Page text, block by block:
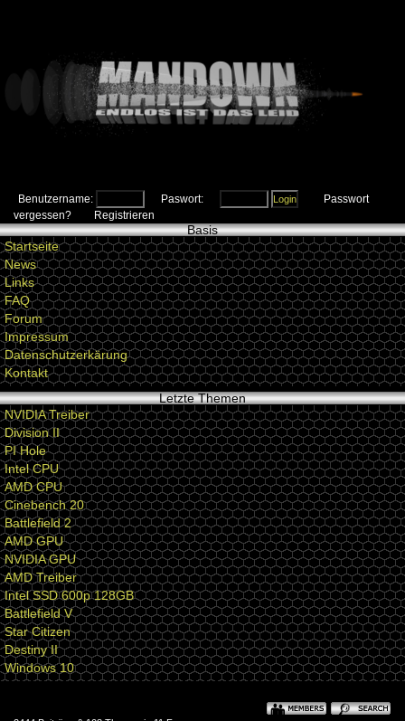
Benutzername: Paswort:
Passwort
vergessen?
Registrieren
Basis
Startseite
News
Links
FAQ
Forum
Impressum
Datenschutzerkärung
Kontakt
Letzte Themen
NVIDIA Treiber
Division II
PI Hole
Intel CPU
AMD CPU
Cinebench 20
Battlefield 2
AMD GPU
NVIDIA GPU
AMD Treiber
Intel SSD 600p 128GB
Battlefield V
Star Citizen
Destiny II
Windows 10